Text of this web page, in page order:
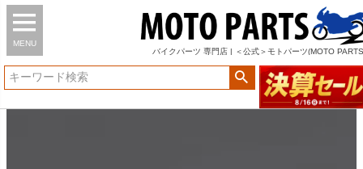
MENU
バイク パーツ 専門店 | ＜公式＞モトパーツ(MOTO